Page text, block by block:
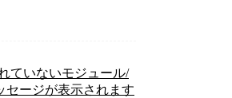
ていないモジュール/
セージが表示されます